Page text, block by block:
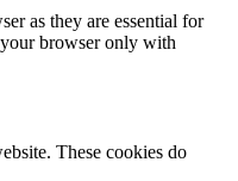
as they are essential for
browser only with
These cookies do